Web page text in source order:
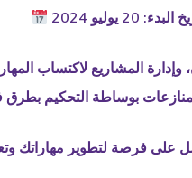
20 يوليو 2024
وإدارة المشاريع لاكتساب